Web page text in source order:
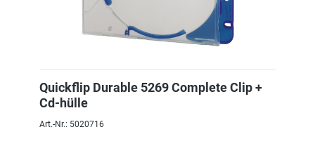
Quickflip Durable 5269 Complete Clip +
Cd-hülle
Art.-Nr.: 5020716